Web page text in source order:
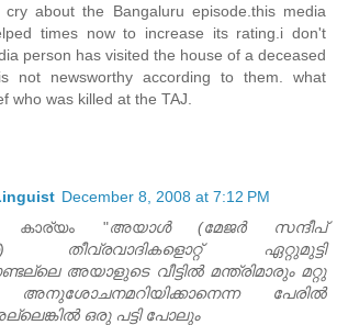
about the Bangaluru episode.this media
times now to increase its rating.i don't
person has visited the house of a deceased
not newsworthy according to them. what
who was killed at the TAJ.
December 8, 2008 at 7:12 PM
കാര്യം "അയാള്‍ (മേജര്‍ സന്ദീപ്‌
തീവ്രവാദികളൊറ്റ്‌ ഏറ്റുമുട്ടി
അയാളുടെ വീട്ടില്‍ മന്ത്രിമാരും മറ്റു
അനുശോചനമറിയിക്കാനെന്ന പേരില്‍
ഒരു പട്ടി പോലും